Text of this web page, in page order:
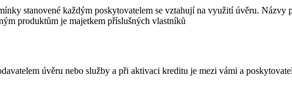
stanovené každým poskytovatelem se vztahují na využití úvěru. Názvy
produktům je majetkem příslušných vlastníků
úvěru nebo služby a při aktivaci kreditu je mezi vámi a